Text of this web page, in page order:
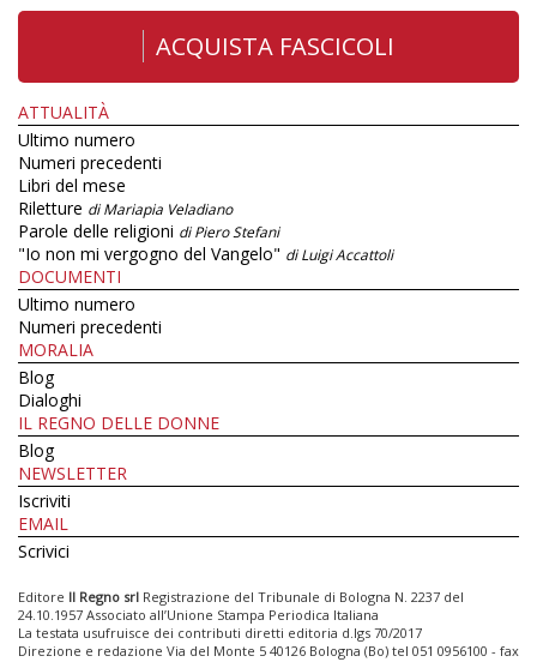
ACQUISTA FASCICOLI
ATTUALITÀ
Ultimo numero
Numeri precedenti
Libri del mese
Riletture di Mariapia Veladiano
Parole delle religioni di Piero Stefani
"Io non mi vergogno del Vangelo" di Luigi Accattoli
DOCUMENTI
Ultimo numero
Numeri precedenti
MORALIA
Blog
Dialoghi
IL REGNO DELLE DONNE
Blog
NEWSLETTER
Iscriviti
EMAIL
Scrivici
Editore Il Regno srl Registrazione del Tribunale di Bologna N. 2237 del
24.10.1957 Associato all’Unione Stampa Periodica Italiana
La testata usufruisce dei contributi diretti editoria d.lgs 70/2017
Direzione e redazione Via del Monte 5 40126 Bologna (Bo) tel 051 0956100 - fax